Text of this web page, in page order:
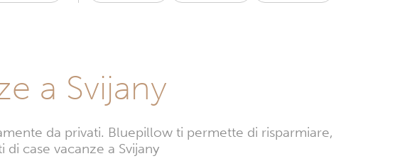
a Svijany
da privati. Bluepillow ti permette di risparmiare,
case vacanze a Svijany